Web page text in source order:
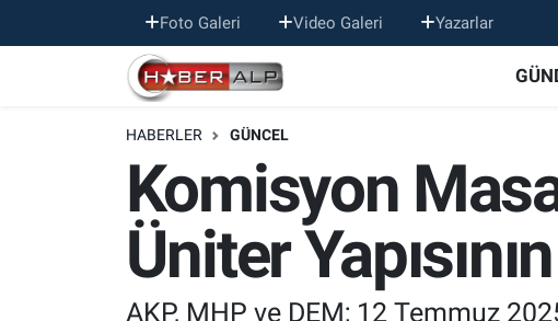
Foto Galeri Video Galeri Yazarlar
HABERLER GÜNCEL
Komisyon
Üniter
AKP, MHP ve DEM; 12 Temmuz
Nöbetçi Eczaneler
Hava Durumu
Trafik Durumu
Süper Lig Puan Durumu ve Fikstür
Tüm Manşetler